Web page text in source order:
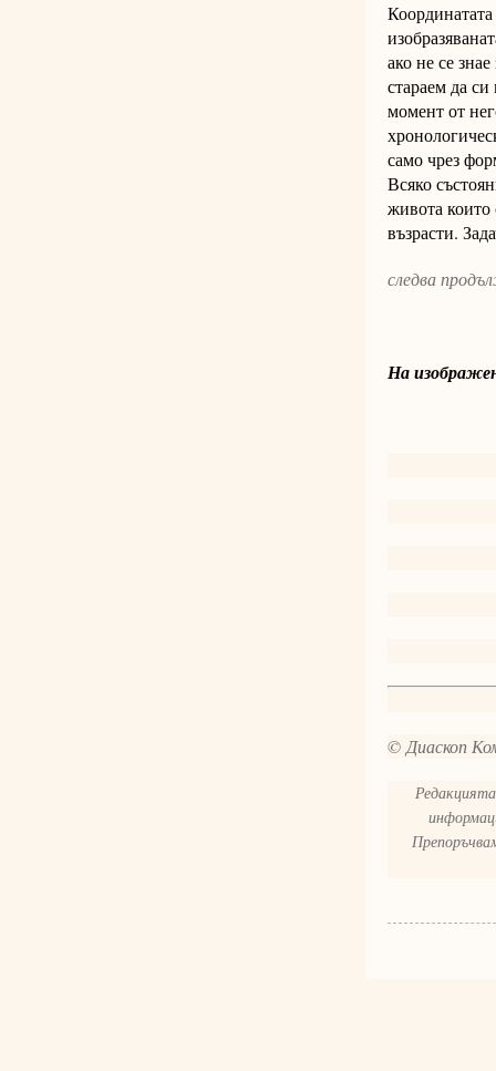
ако не се
стараем да
момент от
само чрез
Всяко
живота
възрасти.
следва
На
© Диаскоп